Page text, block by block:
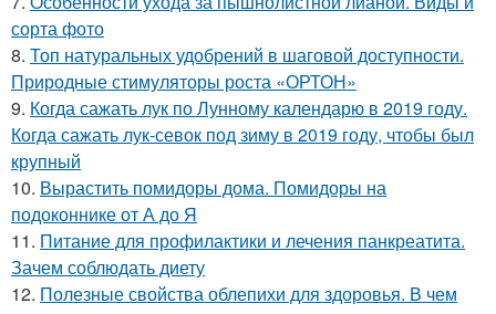
сорта фото
8. Топ натуральных удобрений в шаговой доступности.
Природные стимуляторы роста «ОРТОН»
9. Когда сажать лук по Лунному календарю в 2019 году.
Когда сажать лук-севок под зиму в 2019 году, чтобы был
крупный
10. Вырастить помидоры дома. Помидоры на
подоконнике от А до Я
11. Питание для профилактики и лечения панкреатита.
Зачем соблюдать диету
12. Полезные свойства облепихи для здоровья. В чем